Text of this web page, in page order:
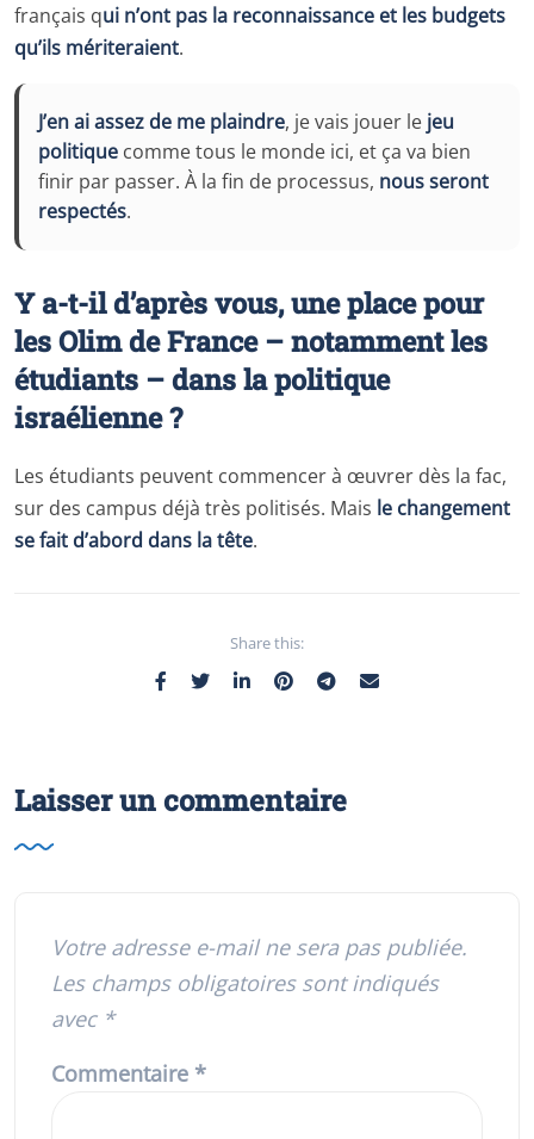
français qui n’ont pas la reconnaissance et les budgets
qu’ils mériteraient.
J’en ai assez de me plaindre, je vais jouer le jeu
politique comme tous le monde ici, et ça va bien
finir par passer. À la fin de processus, nous seront
respectés.
Y a-t-il d’après vous, une place pour
les Olim de France – notamment les
étudiants – dans la politique
israélienne ?
Les étudiants peuvent commencer à œuvrer dès la fac,
sur des campus déjà très politisés. Mais le changement
se fait d’abord dans la tête.
Share this:
Laisser un commentaire
Votre adresse e-mail ne sera pas publiée.
Les champs obligatoires sont indiqués
avec *
Commentaire *